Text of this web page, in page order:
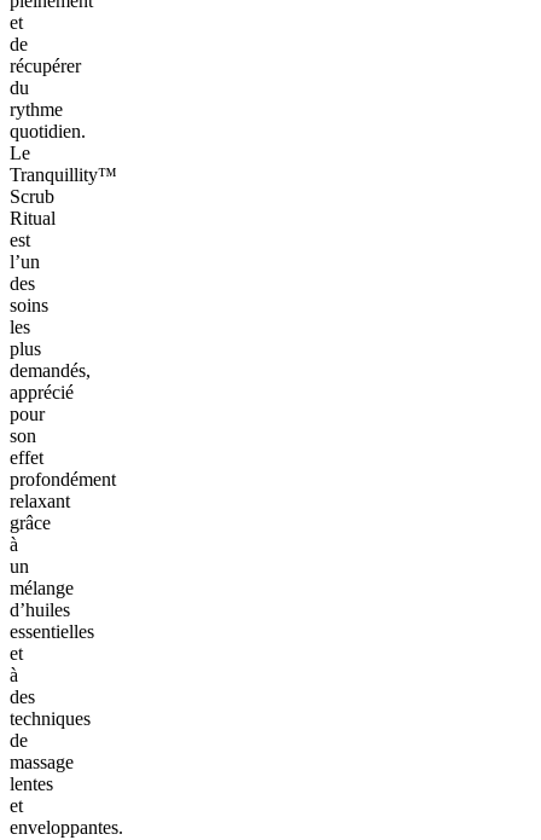
et
de
récupérer
du
rythme
quotidien.
Le
Tranquillity™
Scrub
Ritual
est
l’un
des
soins
les
plus
demandés,
apprécié
pour
son
effet
profondément
relaxant
grâce
à
un
mélange
d’huiles
essentielles
et
à
des
techniques
de
massage
lentes
et
enveloppantes.